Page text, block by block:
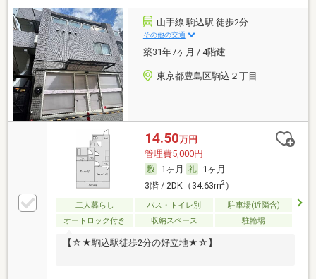
山手線 駒込駅 徒歩2分
その他の交通
築31年7ヶ月 / 4階建
東京都豊島区駒込２丁目
14.50万円
管理費5,000円
1ヶ月
1ヶ月
3階 / 2DK（34.63m2）
二人暮らし バス・トイレ別
駐車場(近隣含)
オートロック付き
収納スペース 駐輪場
【☆★駒込駅徒歩2分の好立地★☆】